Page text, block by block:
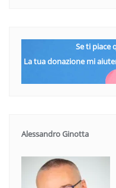
Se ti piace
La tua donazione mi
Alessandro Ginotta